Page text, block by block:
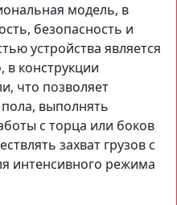
модель, в
безопасность и
устройства является
в конструкции
что позволяет
выполнять
с торца или боков
захват грузов с
интенсивного режима